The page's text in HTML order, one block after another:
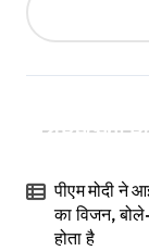
Recent
पीएम मोदी ने
का विजन,
होता है